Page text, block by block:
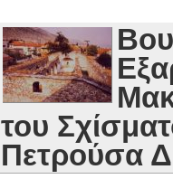
του
Πετρούσα